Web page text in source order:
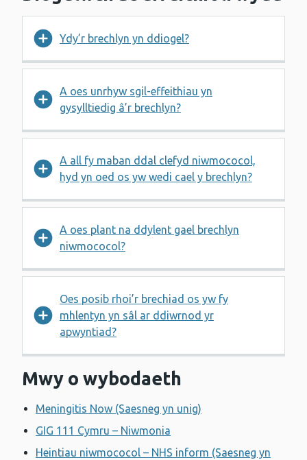
Ydy’r brechlyn yn ddiogel?
A oes unrhyw sgil-effeithiau yn
gysylltiedig â’r brechlyn?
A all fy maban ddal clefyd niwmococol,
hyd yn oed os yw wedi cael y brechlyn?
A oes plant na ddylent gael brechlyn
niwmococol?
Oes posib rhoi’r brechiad os yw fy
mhlentyn yn sâl ar ddiwrnod yr
apwyntiad?
Mwy o wybodaeth
Meningitis Now (Saesneg yn unig)
GIG 111 Cymru – Niwmonia
Heintiau niwmococol – NHS inform (Saesneg yn